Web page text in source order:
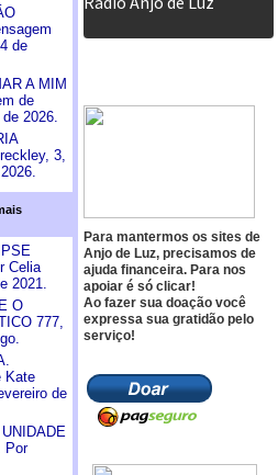
de
A MIM
de
2026.
3,
Celia
2021.
O
777,
Kate
de
Por
Para mantermos os sites de
Anjo de Luz, precisamos de
ajuda financeira. Para nos
apoiar é só clicar!
Ao fazer sua doação você
expressa sua gratidão pelo
serviço!